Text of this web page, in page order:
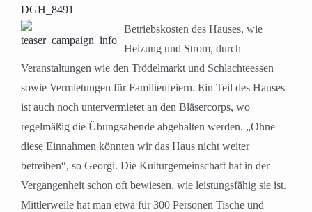
Betriebskosten des Hauses, wie
Heizung und Strom, durch
Veranstaltungen wie den Trödelmarkt und Schlachteessen
sowie Vermietungen für Familienfeiern. Ein Teil des Hauses
ist auch noch untervermietet an den Bläsercorps, wo
regelmäßig die Übungsabende abgehalten werden. „Ohne
diese Einnahmen könnten wir das Haus nicht weiter
betreiben“, so Georgi. Die Kulturgemeinschaft hat in der
Vergangenheit schon oft bewiesen, wie leistungsfähig sie ist.
Mittlerweile hat man etwa für 300 Personen Tische und